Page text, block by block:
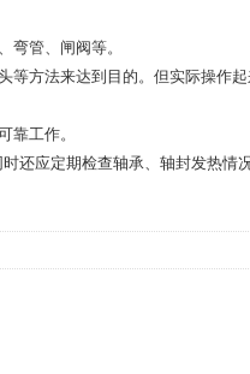
弯管、闸阀等。
等方法来达到目的。但实际操作
靠工作。
还应定期检查轴承、轴封发热情